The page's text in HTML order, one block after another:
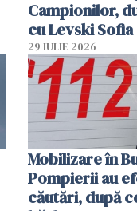
Campionilor,
cu Levski Sofia
29 IULIE 2026
Mobilizare în
Pompierii au
căutări, după